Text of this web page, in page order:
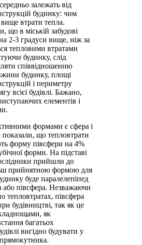
залежать від
будинку: чим
втрати тепла.
що в міській забудові
2-3 градуси вище, ніж за
тепловими втратами
будинку, слід
співвідношенню
будинку, площі
і периметру
всієї будівлі. Бажано,
елементів і
формами є сфера і
показали, що тепловтрати
форму півсфери на 4%
форми. На підставі
прийшли до
прийнятною формою для
буде паралелепіпед
або півсфера. Незважаючи
тепловтратах, півсфера
будівництві, так як це
як
багатьох
вигідно будувати у